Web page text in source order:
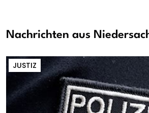
Nachrichten aus
JUSTIZ